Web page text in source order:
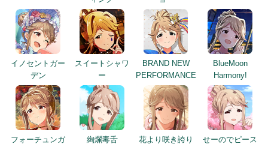
イノセントガー
デン
スイートシャワ
ー
BRAND NEW
PERFORMANCE
BlueMoon
Harmony!
フォーチュンガ 絢爛毒舌 花より咲き誇り せーのでピース